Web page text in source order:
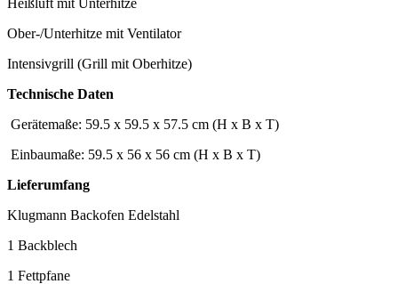
Heißluft mit Unterhitze
Ober-/Unterhitze mit Ventilator
Intensivgrill (Grill mit Oberhitze)
Technische Daten
Gerätemaße: 59.5 x 59.5 x 57.5 cm (H x B x T)
Einbaumaße: 59.5 x 56 x 56 cm (H x B x T)
Lieferumfang
Klugmann Backofen Edelstahl
1 Backblech
1 Fettpfane